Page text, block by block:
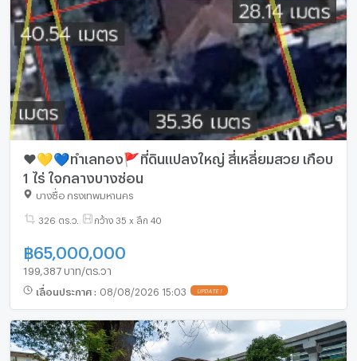
❤️💛💙ทำเลทอง🚩ที่ดินแปลงใหญ่ สี่เหลี่ยมสวย เกือบ
1 ไร่ ใจกลางบางซ่อน
บางซื่อ กรุงเทพมหานคร
326 ตร.ว. กว้าง 35 x ลึก 40
฿65,000,000
199,387 บาท/ตร.วา
เลื่อนประกาศ : 08/08/2026 15:03 UPDATE !